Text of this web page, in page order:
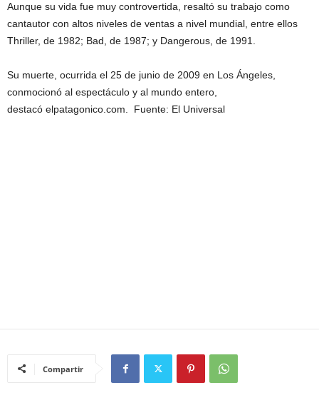
Aunque su vida fue muy controvertida, resaltó su trabajo como
cantautor con altos niveles de ventas a nivel mundial, entre ellos
Thriller, de 1982; Bad, de 1987; y Dangerous, de 1991.
Su muerte, ocurrida el 25 de junio de 2009 en Los Ángeles,
conmocionó al espectáculo y al mundo entero,
destacó elpatagonico.com. Fuente: El Universal
Compartir